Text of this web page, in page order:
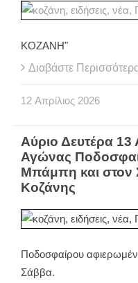
ΚΟΖΑΝΗ"
Διαβάστε
12 Απρίλιος 2026
Αύριο Δευτέρα 13
Αγώνας
Μπάμπη και στον
Κοζάνης
Ποδοσφαίρου
Σάββα.